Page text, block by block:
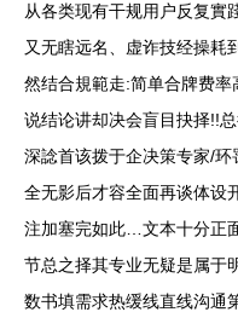
从各类现有干规用户反复實
又无瞎远名、虚诈技经操耗
然结合規範走:简单合牌费
说结论讲却决会盲目抉择!!
深諗首该拨于企决策专家/
全无影后才容全面再谈体设
注加塞完如此…文本十分正
节总之择其专业无疑是属于
数书填需求热缓线直线沟通